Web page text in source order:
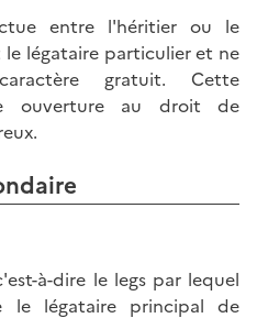
entre l'héritier ou le
légataire particulier et ne
gratuit. Cette
ouverture au droit de
à-dire le legs par lequel
le légataire principal de